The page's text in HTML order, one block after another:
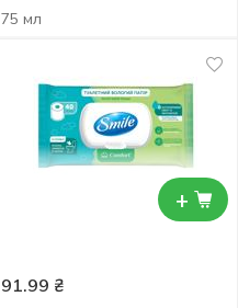
75 мл
+
91.99 ₴